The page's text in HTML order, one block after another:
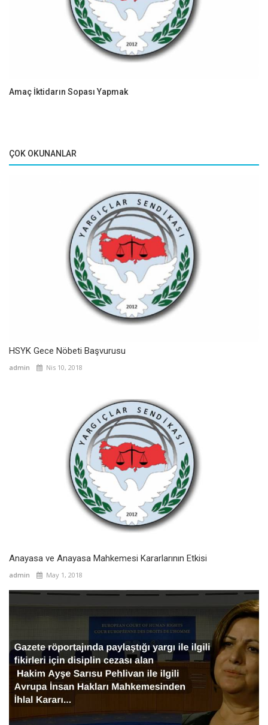
Amaç İktidarın Sopası Yapmak
ÇOK OKUNANLAR
HSYK Gece Nöbeti Başvurusu
admin Nis 10, 2018
Anayasa ve Anayasa Mahkemesi Kararlarının Etkisi
admin May 1, 2018